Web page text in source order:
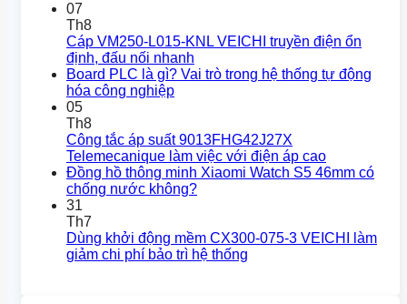
07
Th8
Cáp VM250-L015-KNL VEICHI truyền điện ổn
định, đấu nối nhanh
Board PLC là gì? Vai trò trong hệ thống tự động
hóa công nghiệp
05
Th8
Công tắc áp suất 9013FHG42J27X
Telemecanique làm việc với điện áp cao
Đồng hồ thông minh Xiaomi Watch S5 46mm có
chống nước không?
31
Th7
Dùng khởi động mềm CX300-075-3 VEICHI làm
giảm chi phí bảo trì hệ thống